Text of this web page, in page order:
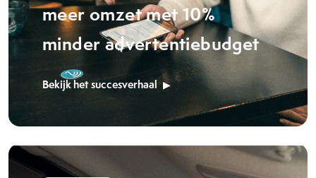
meer omzet met 10%
minder advertentiebudget
Bekijk het succesverhaal